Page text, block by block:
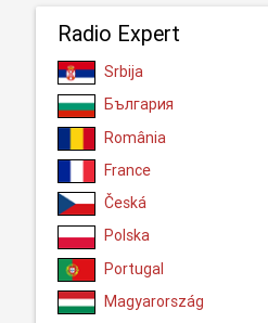
Radio Expert
Srbija
България
România
France
Česká
Polska
Portugal
Magyarország